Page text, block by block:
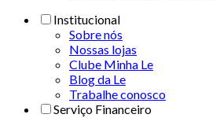
Institucional
Sobre nós
Nossas lojas
Clube Minha Le
Blog da Le
Trabalhe conosco
Serviço Financeiro